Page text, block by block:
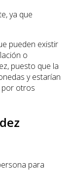
ya que
pueden existir
o
puesto que la
y estarían
por otros
para